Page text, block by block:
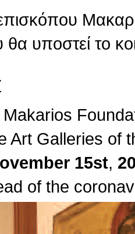
υποστεί το
Art Galleries of
15st,
of the